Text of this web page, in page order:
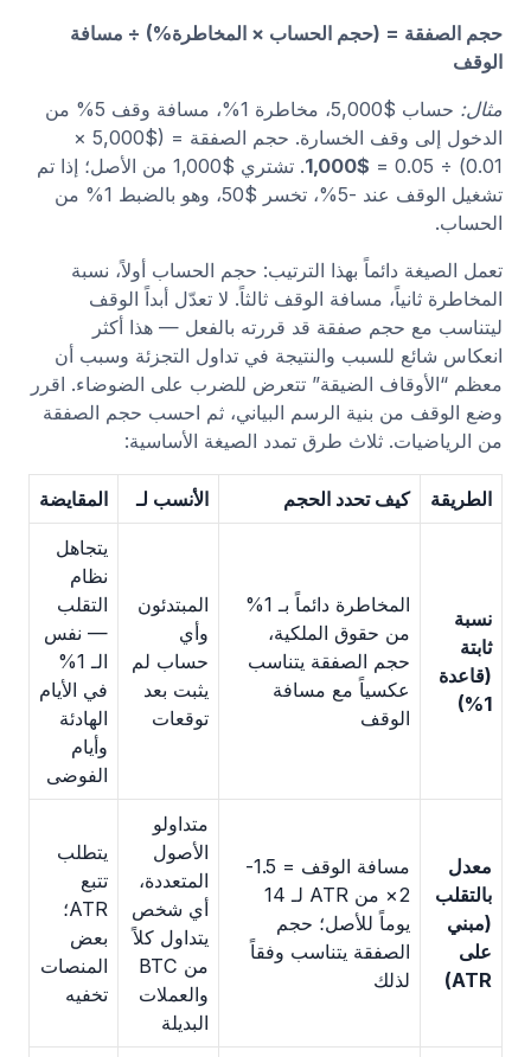
حجم الصفقة = (حجم الحساب × المخاطرة%) ÷ مسافة
الوقف
مثال:
حساب $5,000، مخاطرة 1%، مسافة وقف 5% من
الدخول إلى وقف الخسارة. حجم الصفقة = ($5,000 ×
0.01) ÷ 0.05 =
$1,000
. تشتري $1,000 من الأصل؛ إذا تم
تشغيل الوقف عند -5%، تخسر $50، وهو بالضبط 1% من
الحساب.
تعمل الصيغة دائماً بهذا الترتيب: حجم الحساب أولاً، نسبة
المخاطرة ثانياً، مسافة الوقف ثالثاً. لا تعدّل أبداً الوقف
ليتناسب مع حجم صفقة قد قررته بالفعل — هذا أكثر
انعكاس شائع للسبب والنتيجة في تداول التجزئة وسبب أن
معظم “الأوقاف الضيقة” تتعرض للضرب على الضوضاء. اقرر
وضع الوقف من بنية الرسم البياني، ثم احسب حجم الصفقة
من الرياضيات. ثلاث طرق تمدد الصيغة الأساسية:
الطريقة كيف تحدد الحجم الأنسب لـ المقايضة
نسبة
ثابتة
(قاعدة
1%)
المخاطرة دائماً بـ 1%
من حقوق الملكية،
حجم الصفقة يتناسب
عكسياً مع مسافة
الوقف
المبتدئون
وأي
حساب لم
يثبت بعد
توقعات
يتجاهل
نظام
التقلب
— نفس
الـ 1%
في الأيام
الهادئة
وأيام
الفوضى
معدل
بالتقلب
(مبني
على
ATR)
مسافة الوقف = 1.5-
2× من ATR لـ 14
يوماً للأصل؛ حجم
الصفقة يتناسب وفقاً
لذلك
متداولو
الأصول
المتعددة،
أي شخص
يتداول كلاً
من BTC
والعملات
البديلة
يتطلب
تتبع
ATR؛
بعض
المنصات
تخفيه